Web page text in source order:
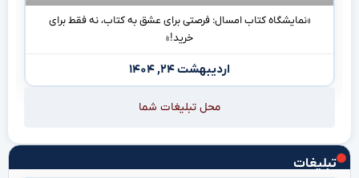
تبلیغات
«نمایشگاه کتاب امسال: فرصتی برای عشق به کتاب، نه فقط برای
خرید!»
اردیبهشت ۲۴, ۱۴۰۴
محل تبلیغات شما